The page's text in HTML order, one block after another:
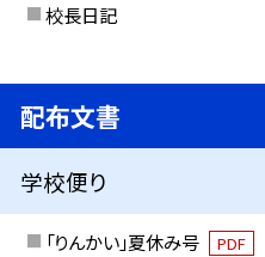
校長日記
配布文書
学校便り
「りんかい」夏休み号 PDF